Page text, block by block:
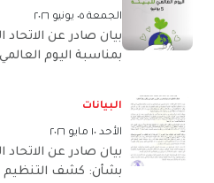
الجمعة ٠٥ يونيو ٢٠٢٦
بيان صادر عن الاتحاد
بمناسبة اليوم العالمي
البيانات
الأحد ١٠ مايو ٢٠٢٦
بيان صادر عن الاتحاد
بشأن: كشف التنظيم